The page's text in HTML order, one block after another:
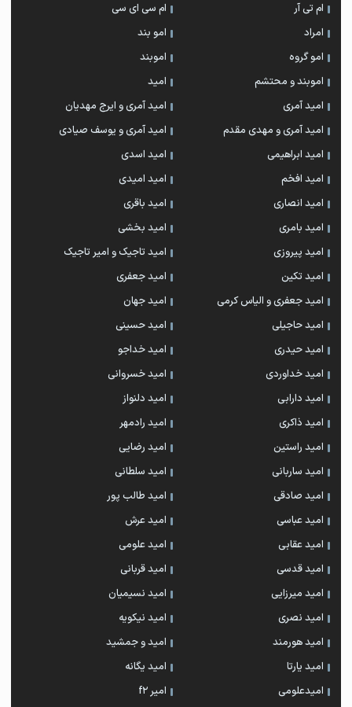
ام تی آر
ام سی ای سی
امراد
امو بند
امو گروه
اموبند
اموبند و محتشم
امید
امید آمری
امید آمری و ایرج مهدیان
امید آمری و مهدی مقدم
امید آمری و یوسف صیادی
امید ابراهیمی
امید اسدی
امید افخم
امید امیدی
امید انصاری
امید باقری
امید بامری
امید بخشی
امید پیروزی
امید تاجیک و امیر تاجیک
امید تکین
امید جعفری
امید جعفری و الیاس کرمی
امید جهان
امید حاجیلی
امید حسینی
امید حیدری
امید خداجو
امید خداوردی
امید خسروانی
امید دارابی
امید دلنواز
امید ذاکری
امید رادمهر
امید راستین
امید رضایی
امید ساربانی
امید سلطانی
امید صادقی
امید طالب پور
امید عباسی
امید عرش
امید عقابی
امید علومی
امید قدسی
امید قربانی
امید میرزایی
امید نسیمیان
امید نصری
امید نیکویه
امید هورمند
امید و جمشید
امید یارتا
امید یگانه
امیدعلومی
امیر f2